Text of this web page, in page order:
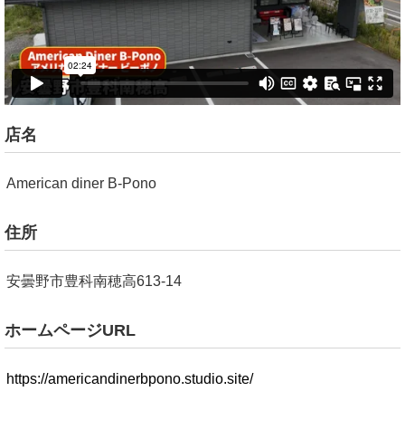
店名
American diner B-Pono
住所
安曇野市豊科南穂高613-14
ホームページURL
https://americandinerbpono.studio.site/